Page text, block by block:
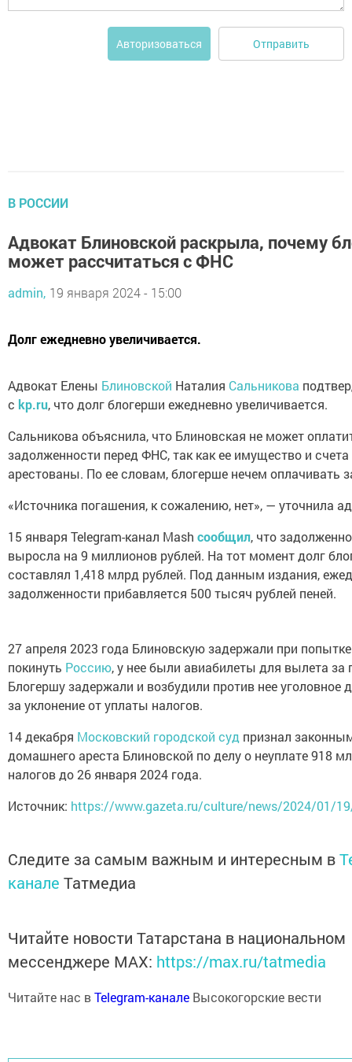
Авторизоваться Отправить
В РОССИИ
Адвокат Блиновской раскрыла, почему
может рассчитаться с ФНС
admin, 19 января 2024 - 15:00
Долг ежедневно увеличивается.
Адвокат Елены Блиновской Наталия Сальникова
с kp.ru, что долг блогерши ежедневно увеличивается.
Сальникова объяснила, что Блиновская не может
задолженности перед ФНС, так как ее имущество и
арестованы. По ее словам, блогерше нечем оплачивать
«Источника погашения, к сожалению, нет», — уточнила
15 января Telegram-канал Mash сообщил, что
выросла на 9 миллионов рублей. На тот момент долг
составлял 1,418 млрд рублей. Под данным издания,
задолженности прибавляется 500 тысяч рублей пеней.
27 апреля 2023 года Блиновскую задержали при попытке
покинуть Россию, у нее были авиабилеты для вылета за
Блогершу задержали и возбудили против нее уголовное
за уклонение от уплаты налогов.
14 декабря Московский городской суд признал
домашнего ареста Блиновской по делу о неуплате 918
налогов до 26 января 2024 года.
Источник: https://www.gazeta.ru/culture/news/2024/01/
Следите за самым важным и интересным в
канале Татмедиа
Читайте новости Татарстана в национальном
мессенджере MАХ: https://max.ru/tatmedia
Читайте нас вTelegram-канале Высокогорские вести